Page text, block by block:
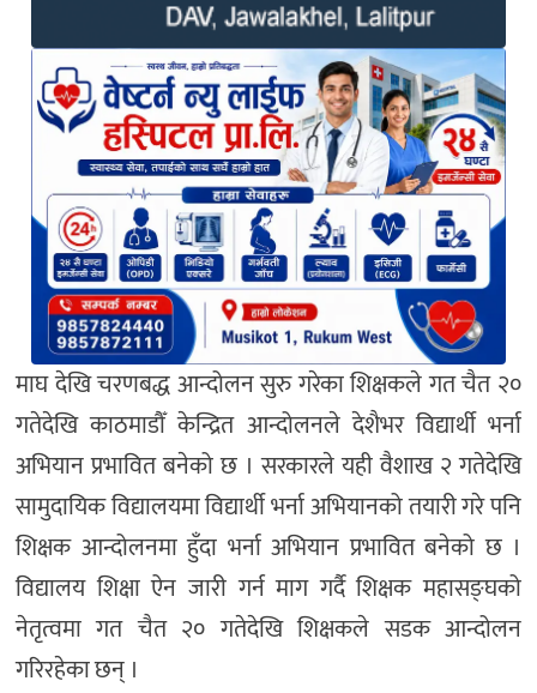
माघ देखि चरणबद्ध आन्दोलन सुरु गरेका शिक्षकले गत चैत २०
गतेदेखि काठमाडौँ केन्द्रित आन्दोलनले देशैभर विद्यार्थी भर्ना
अभियान प्रभावित बनेको छ । सरकारले यही वैशाख २ गतेदेखि
सामुदायिक विद्यालयमा विद्यार्थी भर्ना अभियानको तयारी गरे पनि
शिक्षक आन्दोलनमा हुँदा भर्ना अभियान प्रभावित बनेको छ ।
विद्यालय शिक्षा ऐन जारी गर्न माग गर्दै शिक्षक महासङ्घको
नेतृत्वमा गत चैत २० गतेदेखि शिक्षकले सडक आन्दोलन
गरिरहेका छन् ।